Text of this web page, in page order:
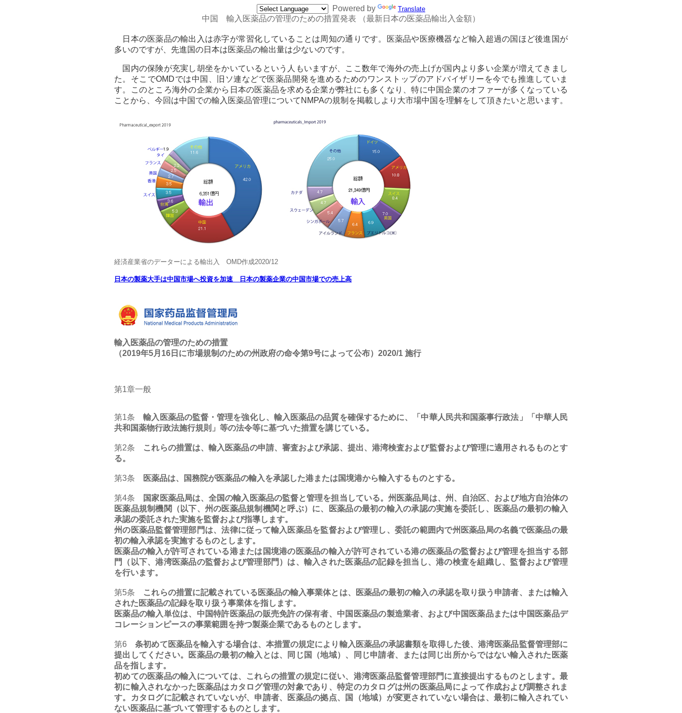
Powered by Translate
中国 輸入医薬品の管理のための措置発表 （最新日本の医薬品輸出入金額）
日本の医薬品の輸出入は赤字が常習化していることは周知の通りです。医薬品や医療機器など輸入超過の国ほど後進国が
多いのですが、先進国の日本は医薬品の輸出量は少ないのです。
国内の保険が充実し胡坐をかいているという人もいますが、ここ数年で海外の売上げが国内より多い企業が増えてきまし
た。そこでOMDでは中国、旧ソ連などで医薬品開発を進めるためのワンストップのアドバイザリーを今でも推進していま
す。このところ海外の企業から日本の医薬品を求める企業が弊社にも多くなり、特に中国企業のオファーが多くなっている
ことから、今回は中国での輸入医薬品管理についてNMPAの規制を掲載しより大市場中国を理解をして頂きたいと思います。
経済産業省のデーターによる輸出入 OMD作成2020/12
日本の製薬大手は中国市場へ投資を加速 日本の製薬企業の中国市場での売上高
輸入医薬品の管理のための措置
（2019年5月16日に市場規制のための州政府の命令第9号によって公布）2020/1 施行
第1章一般
第1条 輸入医薬品の監督・管理を強化し、輸入医薬品の品質を確保するために、「中華人民共和国薬事行政法」「中華人民
共和国薬物行政法施行規則」等の法令等に基づいた措置を講じている。
第2条 これらの措置は、輸入医薬品の申請、審査および承認、提出、港湾検査および監督および管理に適用されるものとす
る。
第3条 医薬品は、国務院が医薬品の輸入を承認した港または国境港から輸入するものとする。
第4条 国家医薬品局は、全国の輸入医薬品の監督と管理を担当している。州医薬品局は、州、自治区、および地方自治体の
医薬品規制機関（以下、州の医薬品規制機関と呼ぶ）に、医薬品の最初の輸入の承認の実施を委託し、医薬品の最初の輸入
承認の委託された実施を監督および指導します。
州の医薬品監督管理部門は、法律に従って輸入医薬品を監督および管理し、委託の範囲内で州医薬品局の名義で医薬品の最
初の輸入承認を実施するものとします。
医薬品の輸入が許可されている港または国境港の医薬品の輸入が許可されている港の医薬品の監督および管理を担当する部
門（以下、港湾医薬品の監督および管理部門）は、輸入された医薬品の記録を担当し、港の検査を組織し、監督および管理
を行います。
第5条 これらの措置に記載されている医薬品の輸入事業体とは、医薬品の最初の輸入の承認を取り扱う申請者、または輸入
された医薬品の記録を取り扱う事業体を指します。
医薬品の輸入単位は、中国特許医薬品の販売免許の保有者、中国医薬品の製造業者、および中国医薬品または中国医薬品デ
コレーションピースの事業範囲を持つ製薬企業であるものとします。
第6条初めて医薬品を輸入する場合は、本措置の規定により輸入医薬品の承認書類を取得した後、港湾医薬品監督管理部に
提出してください。医薬品の最初の輸入とは、同じ国（地域）、同じ申請者、または同じ出所からではない輸入された医薬
品を指します。
初めての医薬品の輸入については、これらの措置の規定に従い、港湾医薬品監督管理部門に直接提出するものとします。最
初に輸入されなかった医薬品はカタログ管理の対象であり、特定のカタログは州の医薬品局によって作成および調整されま
す。カタログに記載されていないが、申請者、医薬品の拠点、国（地域）が変更されていない場合は、最初に輸入されてい
ない医薬品に基づいて管理するものとします。